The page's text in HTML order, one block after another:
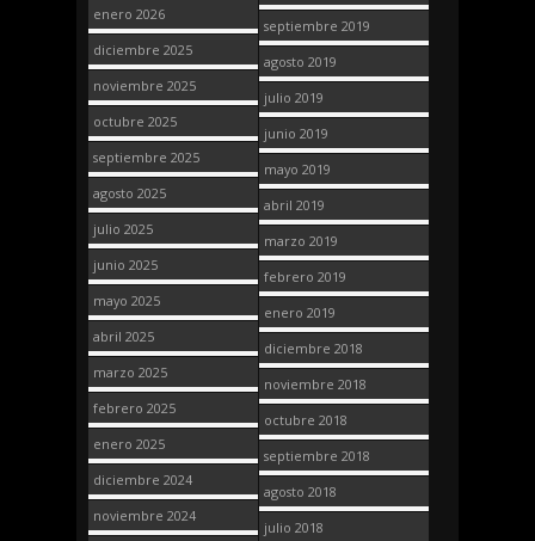
enero 2026
diciembre 2025
noviembre 2025
octubre 2025
septiembre 2025
agosto 2025
julio 2025
junio 2025
mayo 2025
abril 2025
marzo 2025
febrero 2025
enero 2025
diciembre 2024
noviembre 2024
septiembre 2019
agosto 2019
julio 2019
junio 2019
mayo 2019
abril 2019
marzo 2019
febrero 2019
enero 2019
diciembre 2018
noviembre 2018
octubre 2018
septiembre 2018
agosto 2018
julio 2018